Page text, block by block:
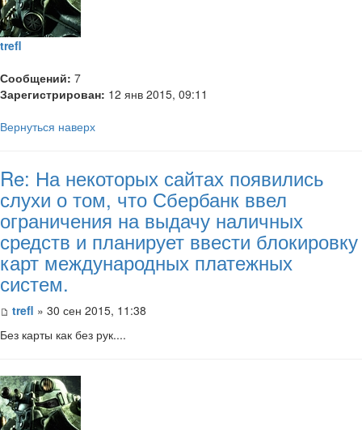
trefl
Сообщений: 7
Зарегистрирован: 12 янв 2015, 09:11
Вернуться наверх
Re: На некоторых сайтах появились
слухи о том, что Сбербанк ввел
ограничения на выдачу наличных
средств и планирует ввести блокировку
карт международных платежных
систем.
trefl » 30 сен 2015, 11:38
Без карты как без рук....